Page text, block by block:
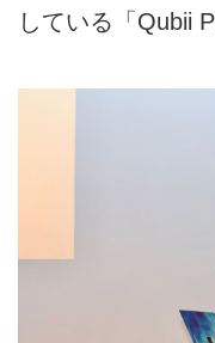
している「Qubii